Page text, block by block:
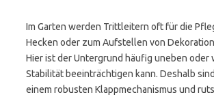
Im Garten werden Trittleitern oft für die
Hecken oder zum Aufstellen von
Hier ist der Untergrund häufig uneben oder
Stabilität beeinträchtigen kann. Deshalb
einem robusten Klappmechanismus und